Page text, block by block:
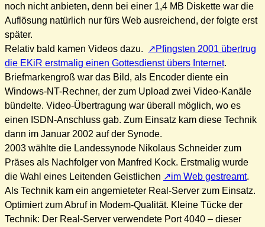
noch nicht anbieten, denn bei einer 1,4 MB Diskette war die
Auflösung natürlich nur fürs Web ausreichend, der folgte erst
später.
Relativ bald kamen Videos dazu.
Pfingsten 2001 übertrug
die EKiR erstmalig einen Gottesdienst übers Internet.
Briefmarkengroß war das Bild, als Encoder diente ein
Windows-NT-Rechner, der zum Upload zwei Video-Kanäle
bündelte. Video-Übertragung war überall möglich, wo es
einen ISDN-Anschluss gab. Zum Einsatz kam diese Technik
dann im Januar 2002 auf der Synode.
2003 wählte die Landessynode Nikolaus Schneider zum
Präses als Nachfolger von Manfred Kock. Erstmalig wurde
die Wahl eines Leitenden Geistlichen
im Web gestreamt.
Als Technik kam ein angemieteter Real-Server zum Einsatz.
Optimiert zum Abruf in Modem-Qualität. Kleine Tücke der
Technik: Der Real-Server verwendete Port 4040 – dieser